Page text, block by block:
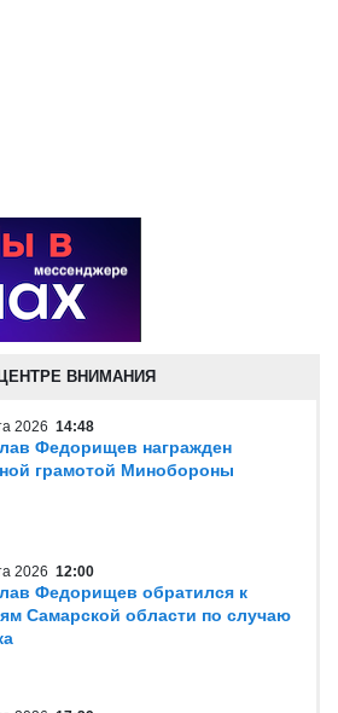
ВНИМАНИЯ
2026 14:48
Федорищев награжден
грамотой Минобороны
2026 12:00
Федорищев обратился к
Самарской области по случаю